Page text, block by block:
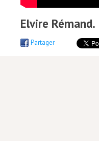
Elvire Rémand.
Partager